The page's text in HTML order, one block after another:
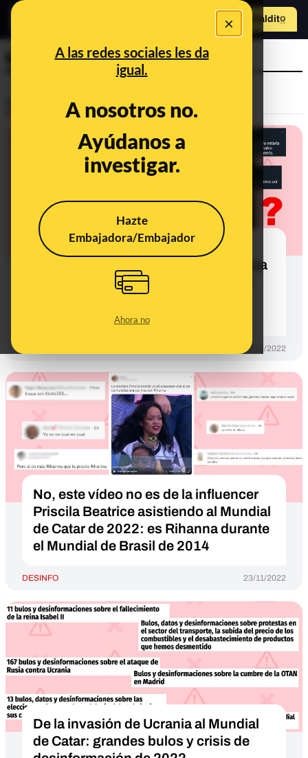
×
A las redes sociales les da
igual.
A nosotros no.
Ayúdanos a
investigar.
Hazte
Embajadora/Embajador
Ahora no
Hazte Maldito
Mundial Catar 2022
¿Qué sabemos sobre que una
profesora de un instituto en Zaragoza
haya prohibido llevar la bandera de
España y haya colgado la de
14/12/2022
No, este vídeo no es de la influencer
Priscila Beatrice asistiendo al Mundial
de Catar de 2022: es Rihanna durante
el Mundial de Brasil de 2014
DESINFO 23/11/2022
De la invasión de Ucrania al Mundial
de Catar: grandes bulos y crisis de